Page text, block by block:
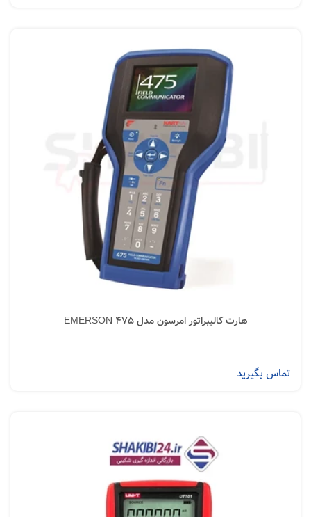
هارت کالیبراتور امرسون مدل EMERSON 475
تماس بگیرید